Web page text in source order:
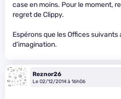
case en moins. Pour le moment,
regret de Clippy.
Espérons que les Offices suivants
d’imagination.
Reznor26
Le 02/12/2014 à 16h06